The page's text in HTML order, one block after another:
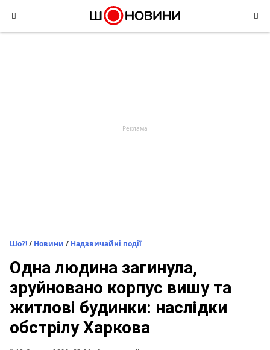
content
Шо?!/ Новини / Надзвичайні події
Одна людина загинула,
зруйновано корпус вишу та
житлові будинки: наслідки
обстрілу Харкова